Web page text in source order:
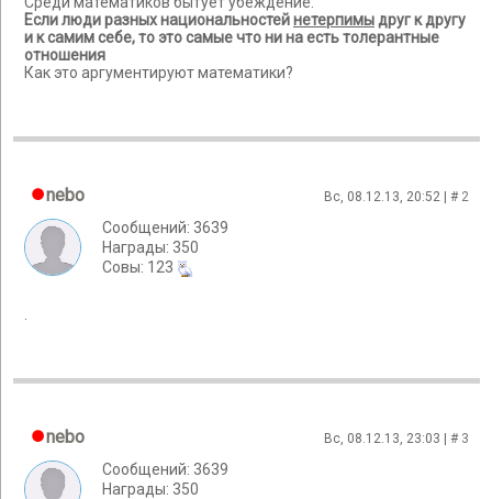
Если люди разных национальностейнетерпимыдруг к другу
и к самим себе, то это самые что ни на есть толерантные
отношения
Как это аргументируют математики?
nebo Вс, 08.12.13, 20:52 | # 2
Сообщений: 3639
Награды: 350
Cовы: 123
.
nebo Вс, 08.12.13, 23:03 | # 3
Сообщений: 3639
Награды: 350